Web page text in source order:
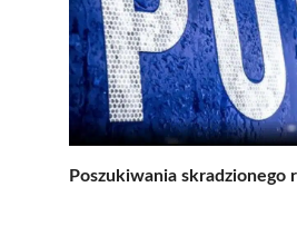
Poszukiwania skradzionego